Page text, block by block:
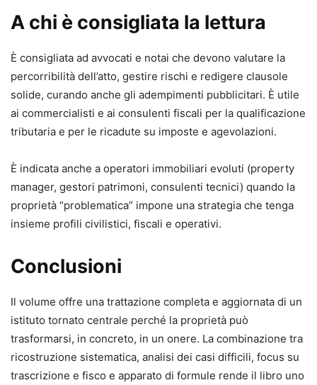
A chi è consigliata la lettura
È consigliata ad avvocati e notai che devono valutare la
percorribilità dell’atto, gestire rischi e redigere clausole
solide, curando anche gli adempimenti pubblicitari. È utile
ai commercialisti e ai consulenti fiscali per la qualificazione
tributaria e per le ricadute su imposte e agevolazioni.
È indicata anche a operatori immobiliari evoluti (property
manager, gestori patrimoni, consulenti tecnici) quando la
proprietà “problematica” impone una strategia che tenga
insieme profili civilistici, fiscali e operativi.
Conclusioni
Il volume offre una trattazione completa e aggiornata di un
istituto tornato centrale perché la proprietà può
trasformarsi, in concreto, in un onere. La combinazione tra
ricostruzione sistematica, analisi dei casi difficili, focus su
trascrizione e fisco e apparato di formule rende il libro uno